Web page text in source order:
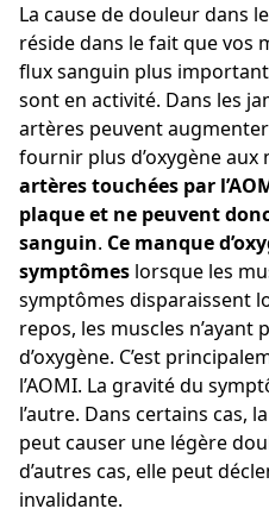
La cause de douleur dans
réside dans le fait que vos
flux sanguin plus
sont en activité. Dans les
artères peuvent
fournir plus d’oxygène aux
artères touchées par
plaque et ne peuvent
sanguin. Ce manque
symptômes lorsque les
symptômes disparaissent
repos, les muscles n’ayant
d’oxygène. C’est
l’AOMI. La gravité du
l’autre. Dans certains cas,
peut causer une légère
d’autres cas, elle peut
invalidante.